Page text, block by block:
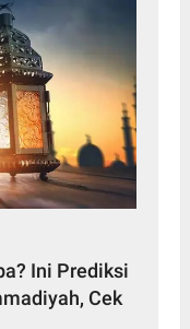
Ini Prediksi
Cek